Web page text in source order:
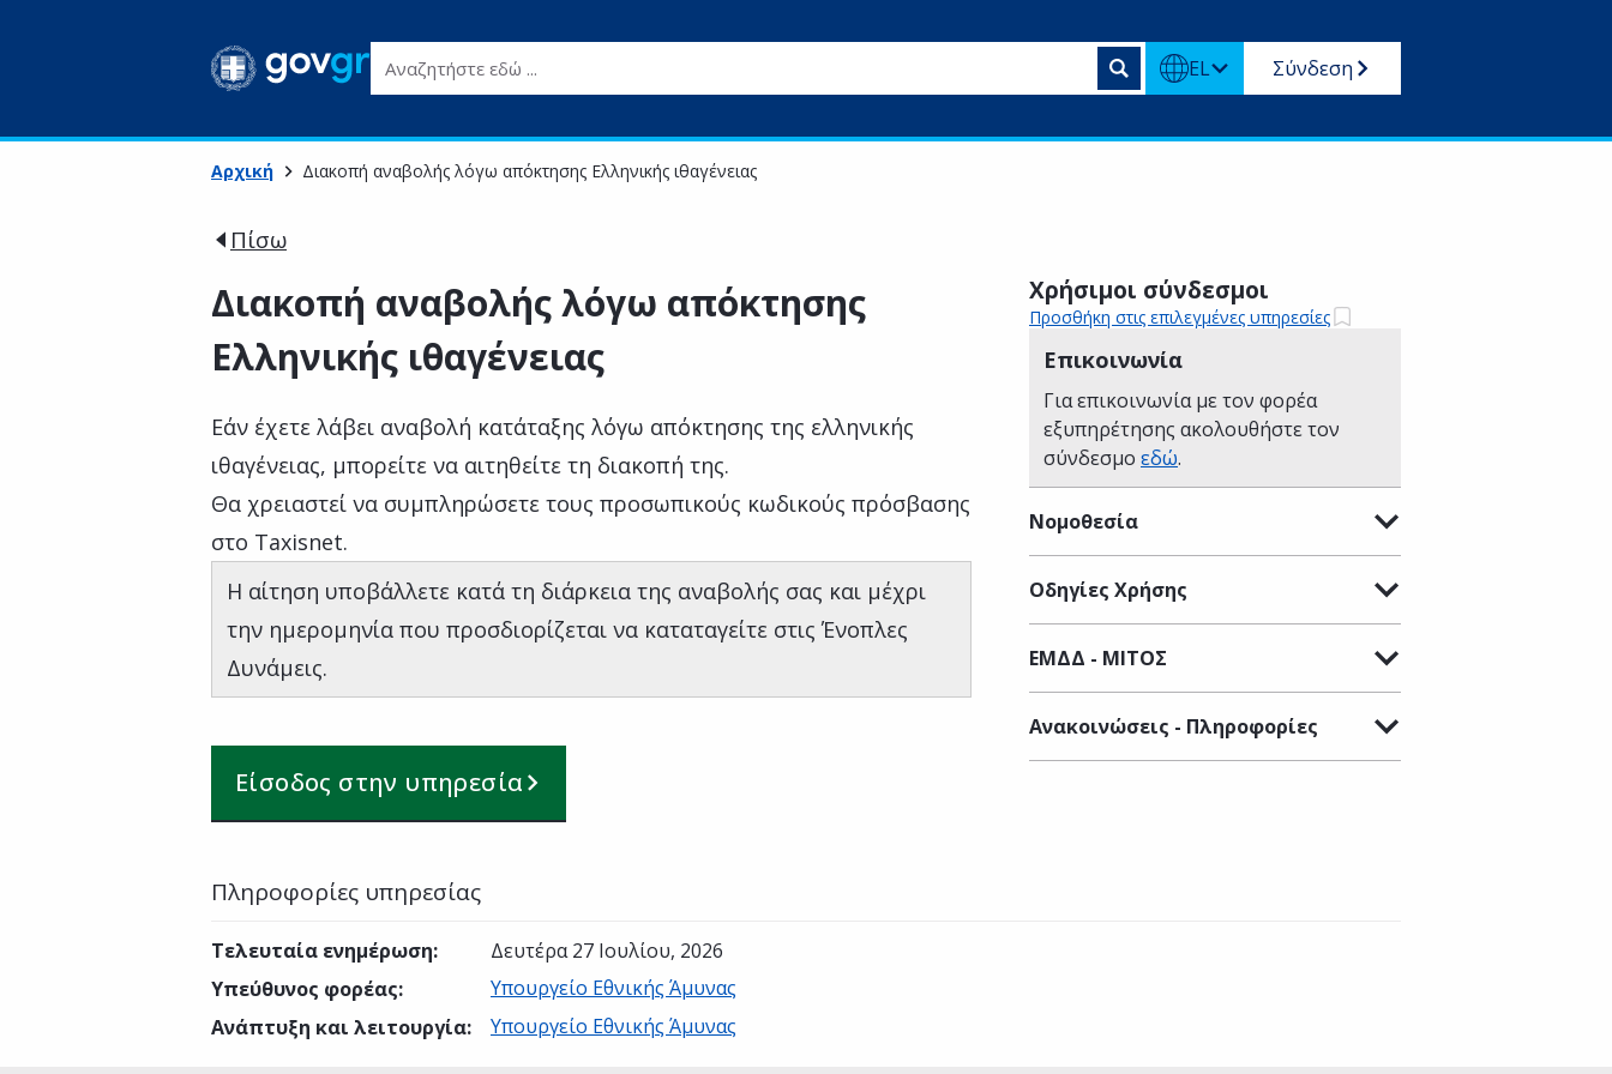
Αναζητήστε εδώ ... EL Σύνδεση
Αρχική Διακοπή αναβολής λόγω απόκτησης Ελληνικής ιθαγένειας
Πίσω
Διακοπή αναβολής λόγω απόκτησης
Ελληνικής ιθαγένειας
Εάν έχετε λάβει αναβολή κατάταξης λόγω απόκτησης της ελληνικής
ιθαγένειας, μπορείτε να αιτηθείτε τη διακοπή της.
Θα χρειαστεί να συμπληρώσετε τους προσωπικούς κωδικούς πρόσβασης
στο Taxisnet.
Η αίτηση υποβάλλετε κατά τη διάρκεια της αναβολής σας και μέχρι
την ημερομηνία που προσδιορίζεται να καταταγείτε στις Ένοπλες
Δυνάμεις.
Είσοδος στην υπηρεσία
Χρήσιμοι σύνδεσμοι
Προσθήκη στις επιλεγμένες υπηρεσίες
Επικοινωνία
Για επικοινωνία με τον φορέα
εξυπηρέτησης ακολουθήστε τον
σύνδεσμο εδώ.
Νομοθεσία
Οδηγίες Χρήσης
ΕΜΔΔ - ΜΙΤΟΣ
Ανακοινώσεις - Πληροφορίες
Πληροφορίες υπηρεσίας
Τελευταία ενημέρωση:
Δευτέρα 27 Ιουλίου, 2026
Υπεύθυνος φορέας:
Υπουργείο Εθνικής Άμυνας
Ανάπτυξη και λειτουργία: Υπουργείο Εθνικής Άμυνας